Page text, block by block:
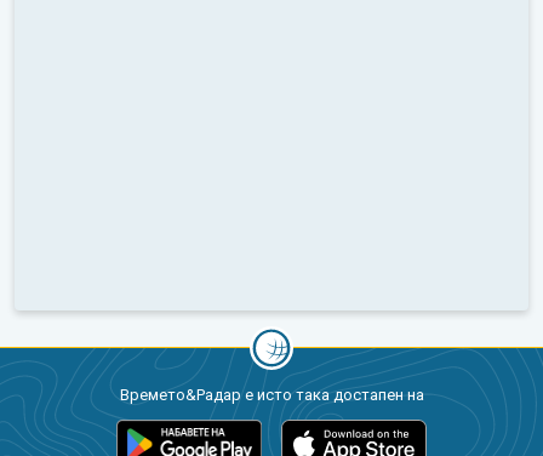
Времето&Радар е исто така достапен на